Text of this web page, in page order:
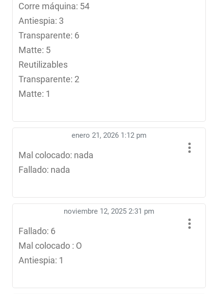
Corre máquina: 54
Antiespia: 3
Transparente: 6
Matte: 5
Reutilizables
Transparente: 2
Matte: 1
enero 21, 2026 1:12 pm
Mal colocado: nada
Fallado: nada
noviembre 12, 2025 2:31 pm
Fallado: 6
Mal colocado : O
Antiespia: 1